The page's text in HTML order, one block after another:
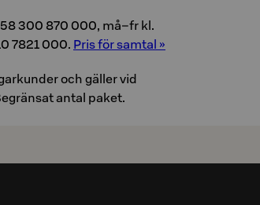
300 870 000, må–fr kl.
7821 000. Pris för sam­tal »
och gäller vid
antal paket.